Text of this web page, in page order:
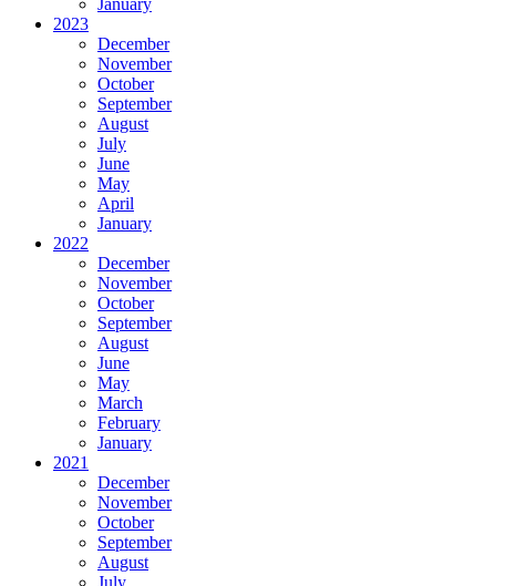
January
2023
December
November
October
September
August
July
June
May
April
January
2022
December
November
October
September
August
June
May
March
February
January
2021
December
November
October
September
August